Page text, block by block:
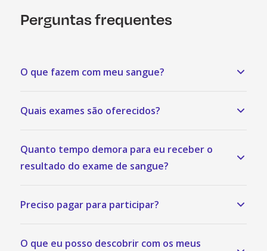
Perguntas frequentes
O que fazem com meu sangue?
Quais exames são oferecidos?
Quanto tempo demora para eu receber o
resultado do exame de sangue?
Preciso pagar para participar?
O que eu posso descobrir com os meus